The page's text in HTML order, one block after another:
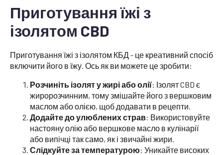
Приготування їжі з
ізолятом CBD
Приготування їжі з ізолятом КБД - це креативний спосіб
включити його в їжу. Ось як ви можете це зробити:
Розчиніть ізолят у жирі або олії: Ізолят CBD є
жиророзчинним, тому змішайте його з вершковим
маслом або олією, щоб додавати в рецепти.
Додайте до улюблених страв: Використовуйте
настояну олію або вершкове масло в кулінарії
або випічці так само, як і звичайні жири.
Слідкуйте за температурою: Уникайте високих